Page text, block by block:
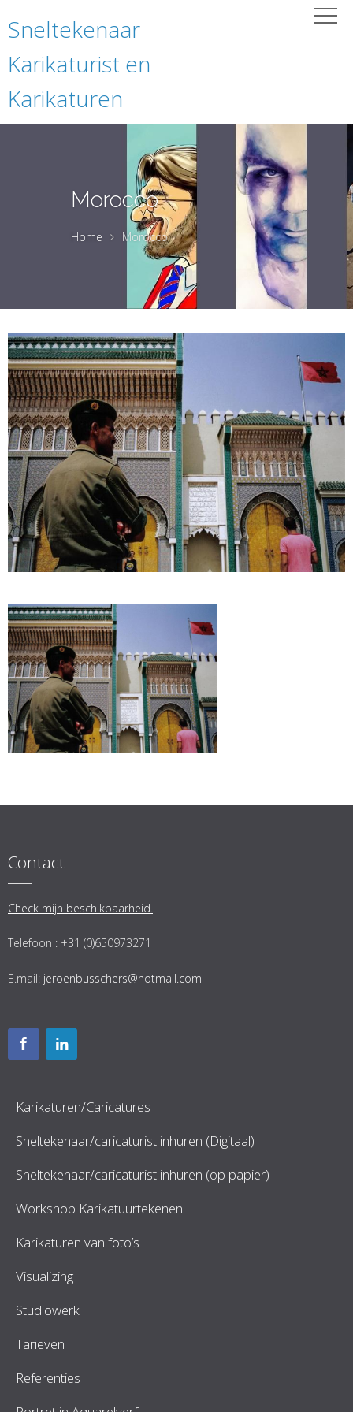
Sneltekenaar
Karikaturist en
Karikaturen
Morocco
Home Morocco
Contact
Check mijn beschikbaarheid.
Telefoon : +31 (0)650973271
E.mail: jeroenbusschers@hotmail.com
Karikaturen/Caricatures
Sneltekenaar/caricaturist inhuren (Digitaal)
Sneltekenaar/caricaturist inhuren (op papier)
Workshop Karikatuurtekenen
Karikaturen van foto’s
Visualizing
Studiowerk
Tarieven
Referenties